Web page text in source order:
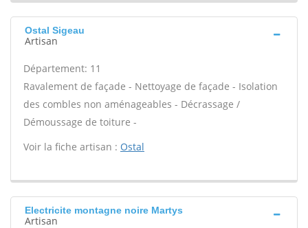
Ostal Sigeau
Artisan
Département: 11
Ravalement de façade - Nettoyage de façade - Isolation
des combles non aménageables - Décrassage /
Démoussage de toiture -
Voir la fiche artisan : Ostal
Electricite montagne noire Martys
Artisan